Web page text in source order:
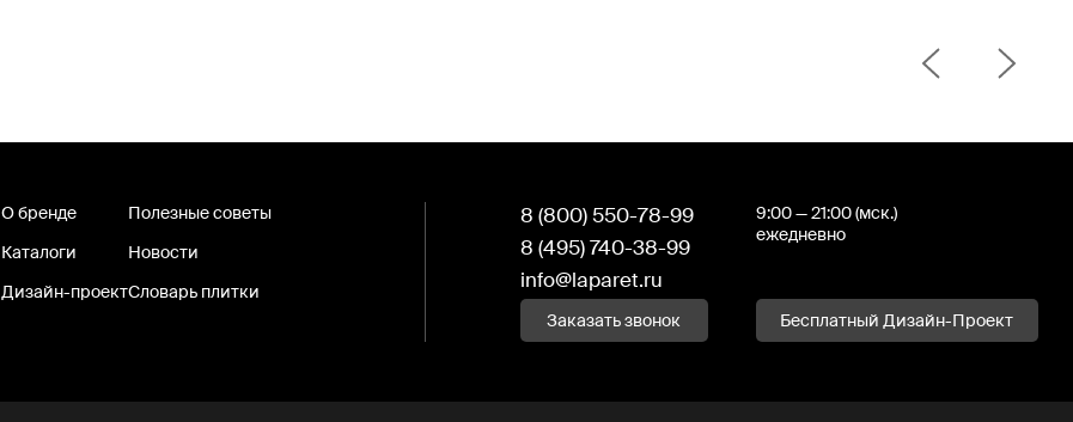
О бренде
Каталоги
Дизайн-проект
Полезные советы
Новости
Словарь плитки
8 (800) 550-78-99
8 (495) 740-38-99
info@laparet.ru
9:00 — 21:00 (мск.)
ежедневно
Заказать звонок Бесплатный Дизайн-Проект